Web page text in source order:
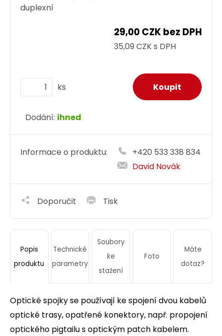
duplexní
29,00 CZK bez DPH
35,09 CZK s DPH
ks
Dodání: ihned
Informace o produktu:
+420 533 338 834
David Novák
Doporučit Tisk
Popis
produktu
Technické
parametry
Soubory
ke
stažení
Foto
Máte
dotaz?
Optické spojky se používají ke spojení dvou kabelů
optické trasy, opatřené konektory, např. propojení
optického pigtailu s optickým patch kabelem.